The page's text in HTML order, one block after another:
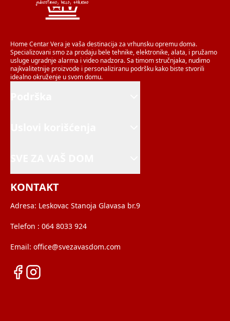
Home Centar Vera je vaša destinacija za vrhunsku opremu doma.
Specializovani smo za prodaju bele tehnike, elektronike, alata, i pružamo
usluge ugradnje alarma i video nadzora. Sa timom stručnjaka, nudimo
najkvalitetnije proizvode i personaliziranu podršku kako biste stvorili
idealno okruženje u svom domu.
KONTAKT
Adresa: Leskovac Stanoja Glavasa br.9
Telefon : 064 8033 924
Email: office@svezavasdom.com